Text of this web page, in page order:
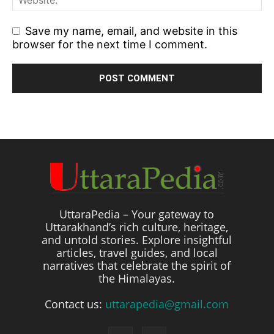
Save my name, email, and website in this
browser for the next time I comment.
UttaraPedia – Your gateway to
Uttarakhand’s rich culture, heritage,
and untold stories. Explore insightful
articles, travel guides, and local
narratives that celebrate the spirit of
the Himalayas.
Contact us: uttarapedia@gmail.com